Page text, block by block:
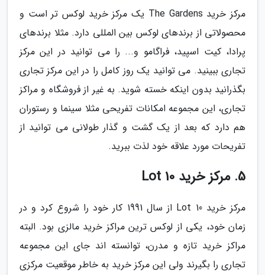
مرکز خرید The Gardens یک مرکز خرید لوکس تر است و
محصولاتی از برندهای لوکس بین المللی دارد. مثلا برندهای
پرادا، کیت اسپید، فراگامو و... را می توانید در این مرکز
تجاری ببینید. می توانید یک روز کامل را در این مرکز تجاری
بگذرانید بدون اینکه خسته شوید. به غیر از فروشگاه و مراکز
تجاری، این مجموعه امکانات تفریحی مثلا سینما و رستوران
هم دارد که بعد از یک گشت و گذار طولانی می توانید از
تفریحات مورد علاقه خود لذت ببرید.
5. مرکز خرید Lot 10
مرکز خرید Lot 10 از سال 1991 کار خود را شروع کرد و در
زمان خود، یکی از لوکس ترین مراکز خرید مالزی بود. البته
مراکز خرید تازه و مدرن، توانسته اند جای این مجموعه
تجاری را بگیرند ولی این مرکز خرید به خاطر موقعیت مرکزی